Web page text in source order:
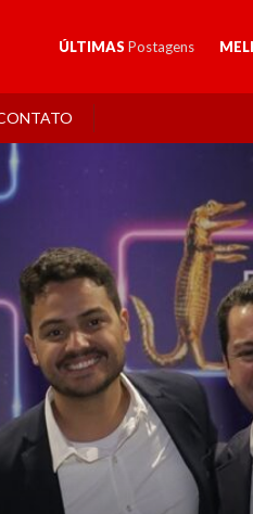
ÚLTIMAS Postagens